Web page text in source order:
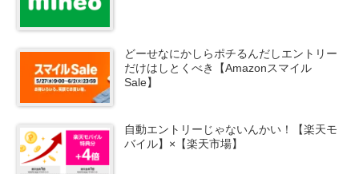
どーせなにかしらポチるんだしエントリー
だけはしとくべき【Amazonスマイル
Sale】
自動エントリーじゃないんかい！【楽天モ
バイル】×【楽天市場】